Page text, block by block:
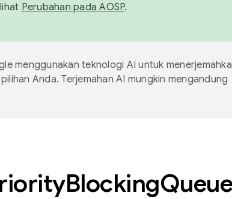
Perubahan pada AOSP.
menggunakan teknologi AI untuk
Anda. Terjemahan AI mungkin mengandung
BlockingQueue